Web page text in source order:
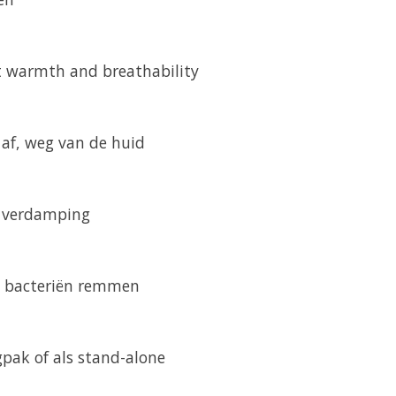
warmth and breathability
weg van de huid
remmen
of als stand-alone